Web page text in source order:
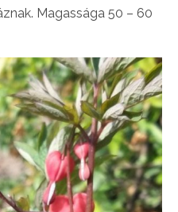
Magassága 50 – 60